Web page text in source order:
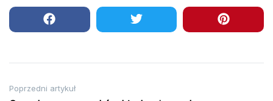
Nawigacja
Poprzedni artykuł